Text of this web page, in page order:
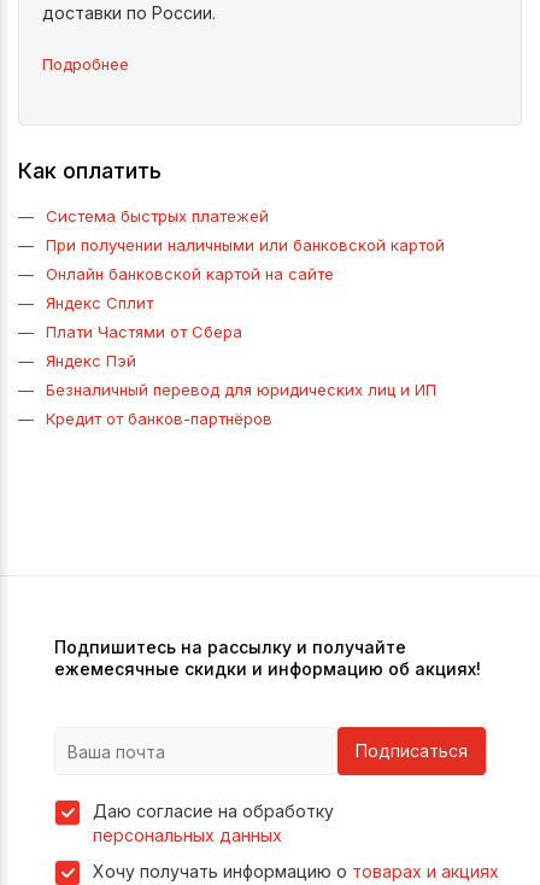
доставки по России.
Подробнее
Как оплатить
Система быстрых платежей
При получении наличными или банковской картой
Онлайн банковской картой на сайте
Яндекс Сплит
Плати Частями от Сбера
Яндекс Пэй
Безналичный перевод для юридических лиц и ИП
Кредит от банков-партнёров
Подпишитесь на рассылку и получайте
ежемесячные скидки и информацию об акциях!
Подписаться
Даю согласие на обработку
персональных данных
Хочу получать информацию о товарах и акциях